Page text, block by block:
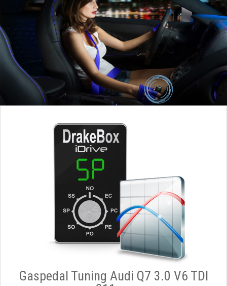
Gaspedal Tuning Audi Q7 3.0 V6 TDI